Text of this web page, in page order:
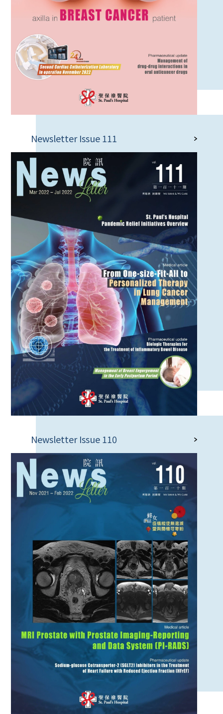
Newsletter Issue 111
Newsletter Issue 110